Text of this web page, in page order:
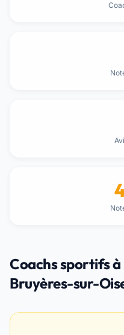
Coachs sportifs à
Bruyères-sur-